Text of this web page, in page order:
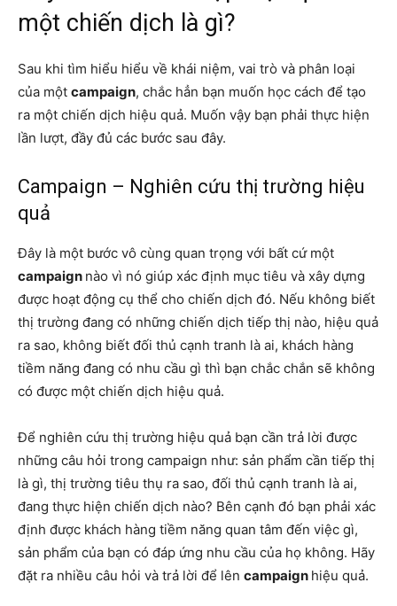
một chiến dịch là gì?
Sau khi tìm hiểu hiểu về khái niệm, vai trò và phân loại
của một campaign, chắc hẳn bạn muốn học cách để tạo
ra một chiến dịch hiệu quả. Muốn vậy bạn phải thực hiện
lần lượt, đầy đủ các bước sau đây.
Campaign – Nghiên cứu thị trường hiệu
quả
Đây là một bước vô cùng quan trọng với bất cứ một
campaign nào vì nó giúp xác định mục tiêu và xây dựng
được hoạt động cụ thể cho chiến dịch đó. Nếu không biết
thị trường đang có những chiến dịch tiếp thị nào, hiệu quả
ra sao, không biết đối thủ cạnh tranh là ai, khách hàng
tiềm năng đang có nhu cầu gì thì bạn chắc chắn sẽ không
có được một chiến dịch hiệu quả.
Để nghiên cứu thị trường hiệu quả bạn cần trả lời được
những câu hỏi trong campaign như: sản phẩm cần tiếp thị
là gì, thị trường tiêu thụ ra sao, đối thủ cạnh tranh là ai,
đang thực hiện chiến dịch nào? Bên cạnh đó bạn phải xác
định được khách hàng tiềm năng quan tâm đến việc gì,
sản phẩm của bạn có đáp ứng nhu cầu của họ không. Hãy
đặt ra nhiều câu hỏi và trả lời để lên campaign hiệu quả.